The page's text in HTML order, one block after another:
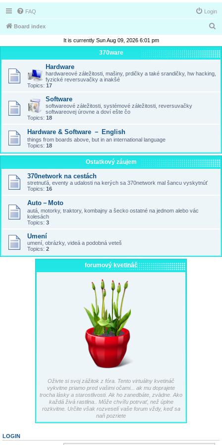
FAQ Login
Board index
a
r
It is currently Sun Aug 09, 2026 6:01 pm
370ware
Hardware
hardwareové záležitosti, mašiny, prdičky a také srandičky, hw hacking,
fyzické reversuvačky a inakšé
Topics: 17
Software
softwareové záležitosti, systémové záležitosti, reversuvačky
softwareovej úrovne a doví ešte čo
Topics: 18
Hardware & Software － English
things from boards above, but in an international language
Topics: 18
Ostatkový záujem
370network na cestách
stretnuťá, eventy a udalosti na kerých sa 370network mal šancu vyskytnúť
Topics: 16
Auto－Moto
autá, motorky, traktory, kombajny a šecko ostatné na jednom alebo vác
kolesách
Topics: 3
Umení
umení, obrázky, videá a podobná veteš
Topics: 2
forumový kvetináč
Oživte si svoj zážitok z fóra. Tento virtuálny kvetináč
vykvitne priamo pred vašimi očami... ak mu doprajete
trocha lásky a starostlivosti. Ak ho zanedbáte, zvädne. Ako
každá živá rastlina.. Môže chvíľu potrvať, než úplne
rozkvitne. Určite však rozveselí vaše forum vždy, keď sa
naň pozriete
LOGIN